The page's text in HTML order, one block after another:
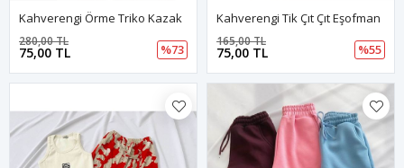
Kahverengi Örme Triko Kazak
75,00 TL
280,00 TL
%73
Kahverengi Tik Çıt Çıt Eşofman
75,00 TL
165,00 TL
%55